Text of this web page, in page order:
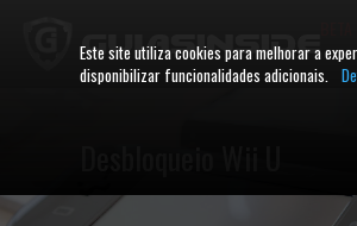
Este site utiliza cookies para melhorar a
disponibilizar funcionalidades adicionais.